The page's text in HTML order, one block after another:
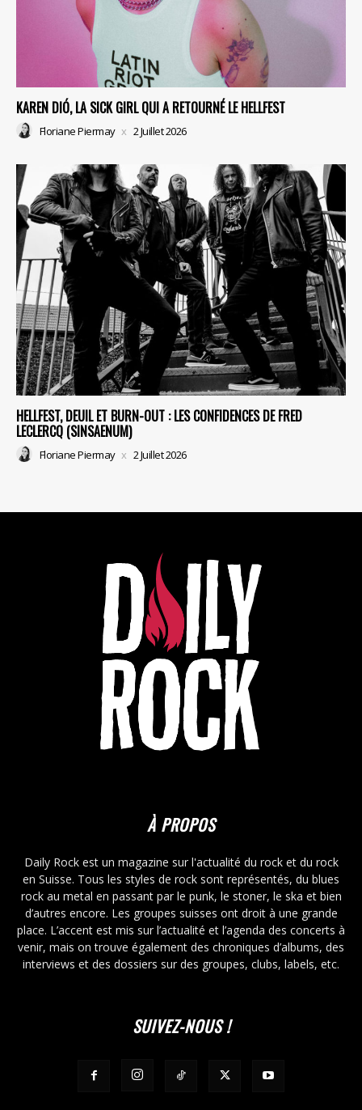
KAREN DIÓ, LA SICK GIRL QUI A RETOURNÉ LE HELLFEST
Floriane Piermay 2 Juillet 2026
HELLFEST, DEUIL ET BURN-OUT : LES CONFIDENCES DE FRED
LECLERCQ (SINSAENUM)
Floriane Piermay 2 Juillet 2026
À PROPOS
Daily Rock est un magazine sur l'actualité du rock et du rock
en Suisse. Tous les styles de rock sont représentés, du blues
rock au metal en passant par le punk, le stoner, le ska et bien
d’autres encore. Les groupes suisses ont droit à une grande
place. L’accent est mis sur l’actualité et l’agenda des concerts à
venir, mais on trouve également des chroniques d’albums, des
interviews et des dossiers sur des groupes, clubs, labels, etc.
SUIVEZ-NOUS !